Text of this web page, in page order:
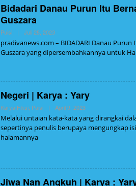
Bidadari Danau Purun Itu
Guszara
Puisi | Juli 28, 2023Oleh
pradivanews.com – BIDADARI Danau
Guszara yang dipersembahkannya untuk
Negeri | Karya : Yary
Karya Fiksi Puisi | April 9, 2023Oleh
Melalui untaian kata-kata yang dirangkai
sepertinya penulis berupaya mengungkap
halamannya
Jiwa Nan Angkuh | Karya :